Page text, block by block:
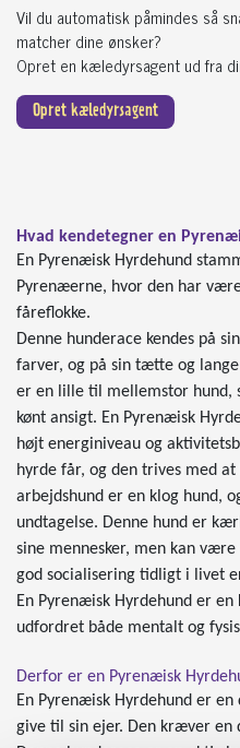
Vil du automatisk påmindes så
matcher dine ønsker?
Opret en kæledyrsagent ud fra
Opret kæledyrsagent
Hvad kendetegner en
En Pyrenæisk Hyrdehund
Pyrenæerne, hvor den har
fåreflokke.
Denne hunderace kendes på
farver, og på sin tætte og
er en lille til mellemstor hund,
kønt ansigt. En Pyrenæisk
højt energiniveau og
hyrde får, og den trives med
arbejdshund er en klog hund,
undtagelse. Denne hund er
sine mennesker, men kan
god socialisering tidligt i livet
En Pyrenæisk Hyrdehund er
udfordret både mentalt og
Derfor er en Pyrenæisk
En Pyrenæisk Hyrdehund er
give til sin ejer. Den kræver en